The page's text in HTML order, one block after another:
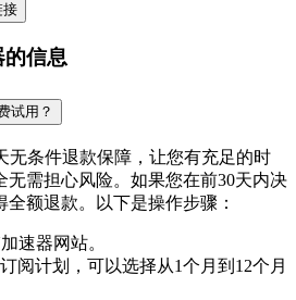
接
信息
试用？
无条件退款保障，让您有充足的时
无需担心风险。如果您在前30天内决
额退款。以下是操作步骤：
速器网站。
阅计划，可以选择从1个月到12个月